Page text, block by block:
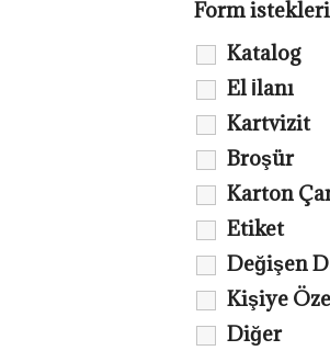
Form
Katalog
El İlanı
Kartvizit
Broşür
Karton
Etiket
Değişen
Kişiye
Diğer